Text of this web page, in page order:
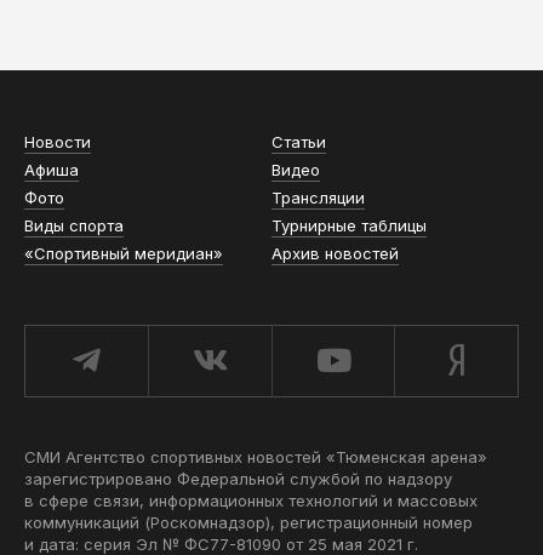
Новости
Статьи
Афиша
Видео
Фото
Трансляции
Виды спорта
Турнирные таблицы
«Спортивный меридиан»
Архив новостей
СМИ Агентство спортивных новостей «Тюменская арена»
зарегистрировано Федеральной службой по надзору
в сфере связи, информационных технологий и массовых
коммуникаций (Роскомнадзор), регистрационный номер
и дата: серия Эл № ФС77-81090 от 25 мая 2021 г.